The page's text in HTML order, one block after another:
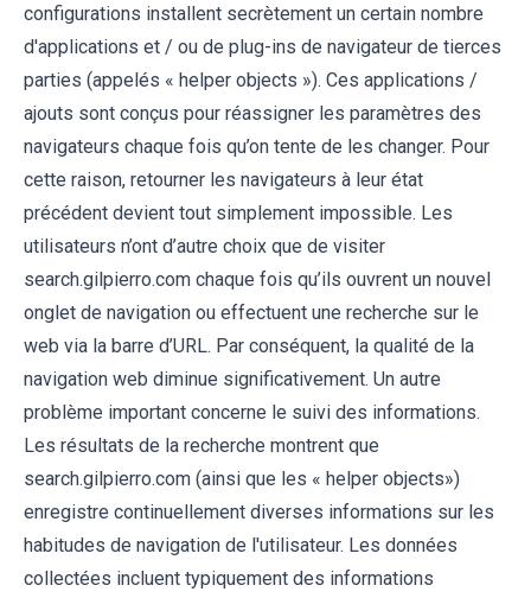
configurations installent secrètement un certain nombre
d'applications et / ou de plug-ins de navigateur de tierces
parties (appelés « helper objects »). Ces applications /
ajouts sont conçus pour réassigner les paramètres des
navigateurs chaque fois qu’on tente de les changer. Pour
cette raison, retourner les navigateurs à leur état
précédent devient tout simplement impossible. Les
utilisateurs n’ont d’autre choix que de visiter
search.gilpierro.com chaque fois qu’ils ouvrent un nouvel
onglet de navigation ou effectuent une recherche sur le
web via la barre d’URL. Par conséquent, la qualité de la
navigation web diminue significativement. Un autre
problème important concerne le suivi des informations.
Les résultats de la recherche montrent que
search.gilpierro.com (ainsi que les « helper objects»)
enregistre continuellement diverses informations sur les
habitudes de navigation de l'utilisateur. Les données
collectées incluent typiquement des informations